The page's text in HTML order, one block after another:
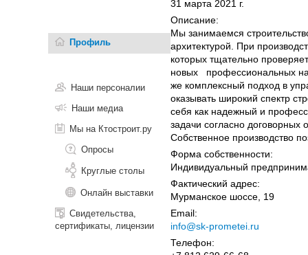
Профиль
Наши персоналии
Наши медиа
Мы на Ктостроит.ру
Опросы
Круглые столы
Онлайн выставки
Свидетельства,
сертификаты, лицензии
31 марта 2021 г.
Описание:
Мы занимаемся
архитектурой. При
которых тщательно
новых профессиональных
же комплексный подход в
оказывать широкий спектр
себя как надежный и
задачи согласно договорных
Собственное производство
Форма собственности:
Индивидуальный
Фактический адрес:
Мурманское шоссе, 19
Email:
info@sk-prometei.ru
Телефон: